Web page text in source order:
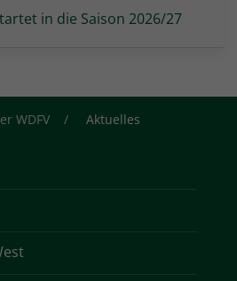
in die Saison 2026/27
WDFV Aktuelles